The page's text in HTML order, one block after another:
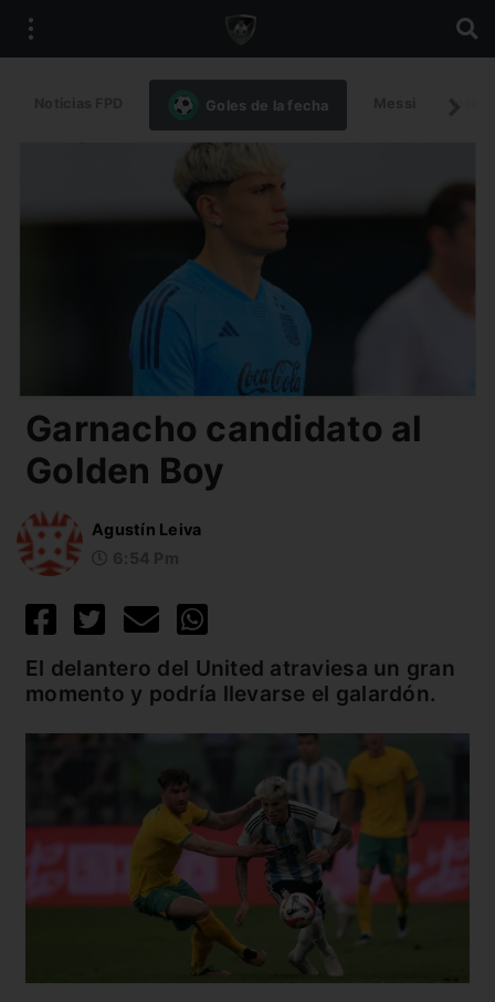
Goles de la fecha
Garnacho candidato al
Golden Boy
Agustín Leiva
El delantero del United atraviesa un gran
momento y podría llevarse el galardón.